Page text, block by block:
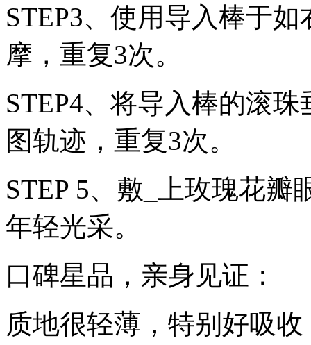
STEP3、使用导入棒于
摩，重复3次。
STEP4、将导入棒的滚
图轨迹，重复3次。
STEP 5、敷_上玫瑰花瓣
年轻光采。
口碑星品，亲身见证：
质地很轻薄，特别好吸